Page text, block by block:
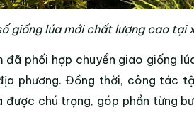
giống lúa mới chất lượng cao tại
đã phối hợp chuyển giao giống
phương. Đồng thời, công tác
được chú trọng, góp phần từng